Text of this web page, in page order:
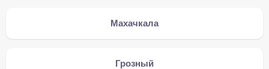
Махачкала
Грозный